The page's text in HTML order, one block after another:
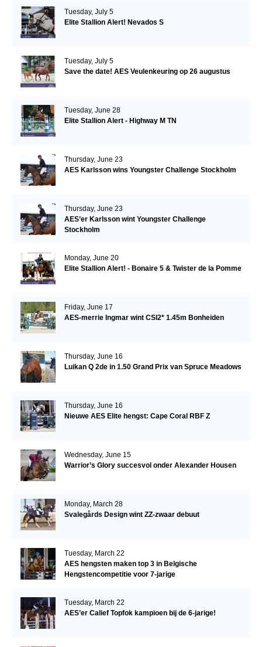
Tuesday, July 5
Elite Stallion Alert! Nevados S
Tuesday, July 5
Save the date! AES Veulenkeuring op 26 augustus
Tuesday, June 28
Elite Stallion Alert - Highway M TN
Thursday, June 23
AES Karlsson wins Youngster Challenge Stockholm
Thursday, June 23
AES’er Karlsson wint Youngster Challenge
Stockholm
Monday, June 20
Elite Stallion Alert! - Bonaire 5 & Twister de la Pomme
Friday, June 17
AES-merrie Ingmar wint CSI2* 1.45m Bonheiden
Thursday, June 16
Luikan Q 2de in 1.50 Grand Prix van Spruce Meadows
Thursday, June 16
Nieuwe AES Elite hengst: Cape Coral RBF Z
Wednesday, June 15
Warrior’s Glory succesvol onder Alexander Housen
Monday, March 28
Svalegårds Design wint ZZ-zwaar debuut
Tuesday, March 22
AES hengsten maken top 3 in Belgische
Hengstencompetitie voor 7-jarige
Tuesday, March 22
AES’er Calief Topfok kampioen bij de 6-jarige!